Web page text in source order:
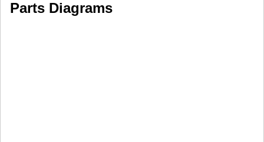
Parts Diagrams